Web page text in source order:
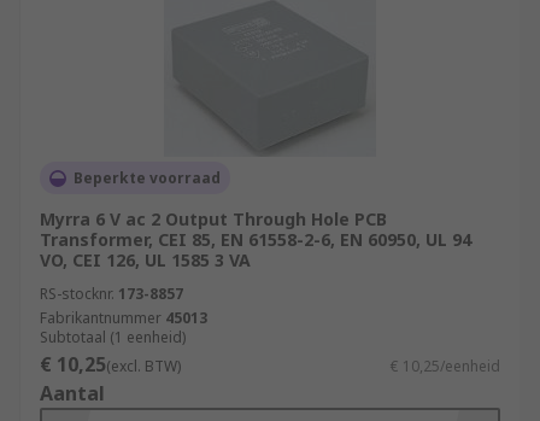
Beperkte voorraad
Myrra 6 V ac 2 Output Through Hole PCB
Transformer, CEI 85, EN 61558-2-6, EN 60950, UL 94
VO, CEI 126, UL 1585 3 VA
RS-stocknr. 173-8857
Fabrikantnummer 45013
Subtotaal (1 eenheid)
€ 10,25(excl. BTW) € 10,25/eenheid
Aantal